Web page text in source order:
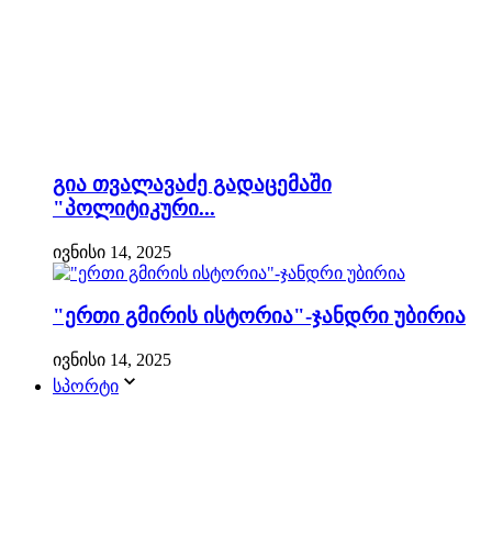
გია თვალავაძე გადაცემაში
"პოლიტიკური...
ივნისი 14, 2025
"ერთი გმირის ისტორია"-ჯანდრი უბირია
ივნისი 14, 2025
სპორტი